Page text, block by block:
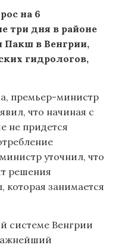
на 6
три дня в районе
Пакш в Венгрии,
гидрологов,
премьер-министр
что начиная с
не придется
уточнил, что
решения
которая занимается
системе Венгрии